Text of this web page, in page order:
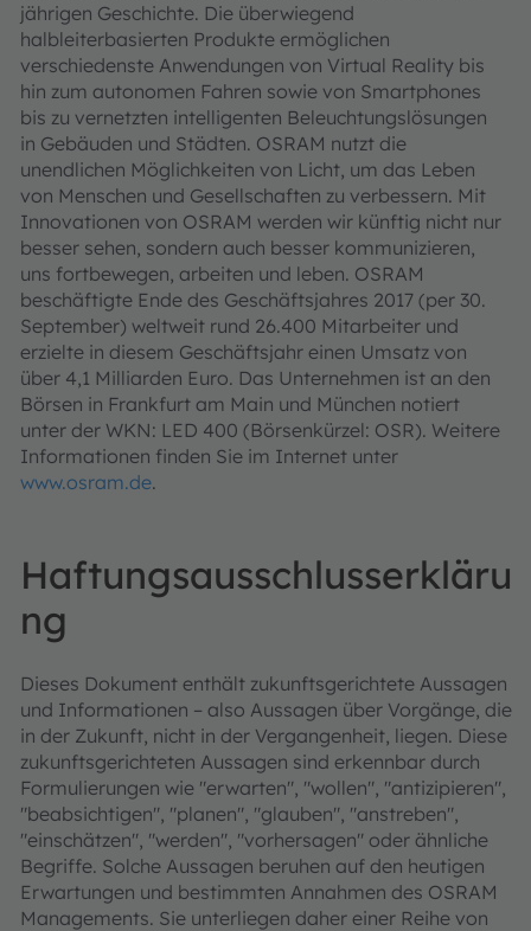
jährigen Geschichte. Die überwiegend
halbleiterbasierten Produkte ermöglichen
verschiedenste Anwendungen von Virtual Reality bis
hin zum autonomen Fahren sowie von Smartphones
bis zu vernetzten intelligenten Beleuchtungslösungen
in Gebäuden und Städten. OSRAM nutzt die
unendlichen Möglichkeiten von Licht, um das Leben
von Menschen und Gesellschaften zu verbessern. Mit
Innovationen von OSRAM werden wir künftig nicht nur
besser sehen, sondern auch besser kommunizieren,
uns fortbewegen, arbeiten und leben. OSRAM
beschäftigte Ende des Geschäftsjahres 2017 (per 30.
September) weltweit rund 26.400 Mitarbeiter und
erzielte in diesem Geschäftsjahr einen Umsatz von
über 4,1 Milliarden Euro. Das Unternehmen ist an den
Börsen in Frankfurt am Main und München notiert
unter der WKN: LED 400 (Börsenkürzel: OSR). Weitere
Informationen finden Sie im Internet unter
www.osram.de.
Haftungsausschlusserkläru
ng
Dieses Dokument enthält zukunftsgerichtete Aussagen
und Informationen – also Aussagen über Vorgänge, die
in der Zukunft, nicht in der Vergangenheit, liegen. Diese
zukunftsgerichteten Aussagen sind erkennbar durch
Formulierungen wie "erwarten", "wollen", "antizipieren",
"beabsichtigen", "planen", "glauben", "anstreben",
"einschätzen", "werden", "vorhersagen" oder ähnliche
Begriffe. Solche Aussagen beruhen auf den heutigen
Erwartungen und bestimmten Annahmen des OSRAM
Managements. Sie unterliegen daher einer Reihe von